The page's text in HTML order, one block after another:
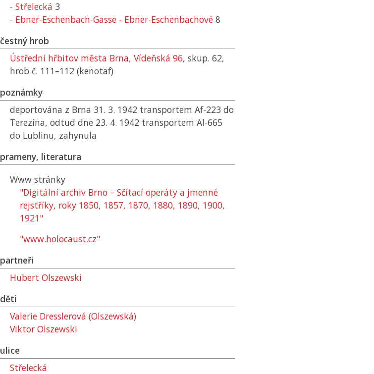
- Střelecká 3
- Ebner-Eschenbach-Gasse - Ebner-Eschenbachové 8
čestný hrob
Ústřední hřbitov města Brna, Vídeňská 96, skup. 62,
hrob č. 111–112 (kenotaf)
poznámky
deportována z Brna 31. 3. 1942 transportem Af-223 do
Terezína, odtud dne 23. 4. 1942 transportem Al-665
do Lublinu, zahynula
prameny, literatura
Www stránky
"Digitální archiv Brno – Sčítací operáty a jmenné
rejstříky, roky 1850, 1857, 1870, 1880, 1890, 1900,
1921"
"www.holocaust.cz"
partneři
Hubert Olszewski
děti
Valerie Dresslerová (Olszewská)
Viktor Olszewski
ulice
Střelecká